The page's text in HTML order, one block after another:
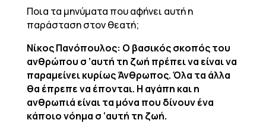
Ποια τα μηνύματα που αφήνει αυτή η
παράσταση στον θεατή;
Νίκος Πανόπουλος: Ο βασικός σκοπός του
ανθρώπου σ ’αυτή τη ζωή πρέπει να είναι να
παραμείνει κυρίως Άνθρωπος. Όλα τα άλλα
θα έπρεπε να έπονται. Η αγάπη και η
ανθρωπιά είναι τα μόνα που δίνουν ένα
κάποιο νόημα σ ‘αυτή τη ζωή.